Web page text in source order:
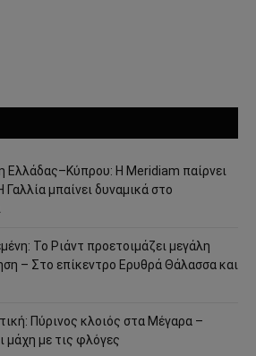
Ελλάδας–Κύπρου: Η Meridiam παίρνει
Γαλλία μπαίνει δυναμικά στο
Το Ριάντ προετοιμάζει μεγάλη
– Στο επίκεντρο Ερυθρά Θάλασσα και
Πύρινος κλοιός στα Μέγαρα –
μάχη με τις φλόγες